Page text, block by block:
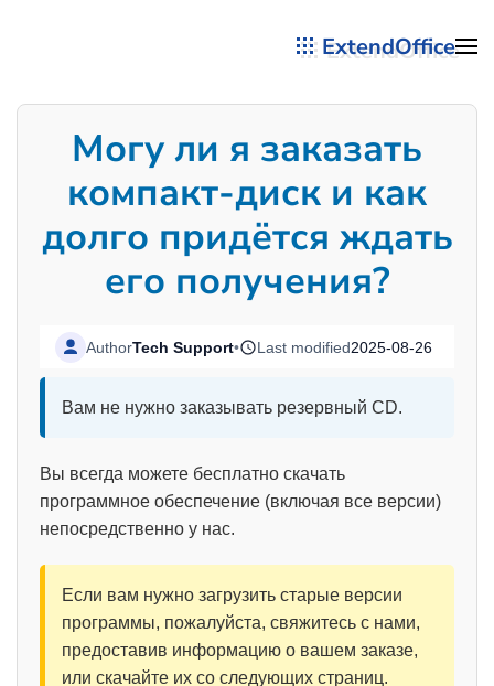
ExtendOffice
Могу ли я заказать
компакт-диск и как
долго придётся ждать
его получения?
AuthorTech Support• Last modified2025-08-26
Вам не нужно заказывать резервный CD.
Вы всегда можете бесплатно скачать
программное обеспечение (включая все версии)
непосредственно у нас.
Если вам нужно загрузить старые версии
программы, пожалуйста, свяжитесь с нами,
предоставив информацию о вашем заказе,
или скачайте их со следующих страниц.